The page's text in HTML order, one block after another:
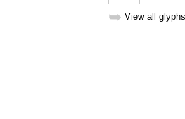
➥ View all